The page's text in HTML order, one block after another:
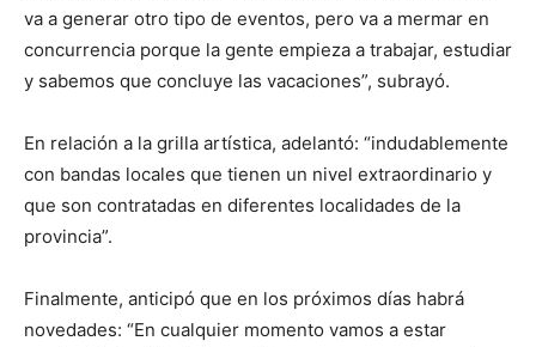
va a generar otro tipo de eventos, pero va a mermar en
concurrencia porque la gente empieza a trabajar, estudiar
y sabemos que concluye las vacaciones”, subrayó.
En relación a la grilla artística, adelantó: “indudablemente
con bandas locales que tienen un nivel extraordinario y
que son contratadas en diferentes localidades de la
provincia”.
Finalmente, anticipó que en los próximos días habrá
novedades: “En cualquier momento vamos a estar